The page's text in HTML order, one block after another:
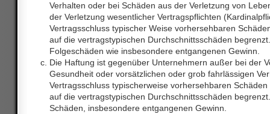
Verhalten oder bei Schäden aus der Verletzung von
der Verletzung wesentlicher Vertragspflichten
Vertragsschluss typischer Weise vorhersehbaren
auf die vertragstypischen Durchschnittsschäden
Folgeschäden wie insbesondere entgangenen Gewinn.
Die Haftung ist gegenüber Unternehmern außer bei der
Gesundheit oder vorsätzlichen oder grob fahrlässigen
Vertragsschluss typischerweise vorhersehbaren
auf die vertragstypischen Durchschnittsschäden
Schäden, insbesondere entgangenen Gewinn.